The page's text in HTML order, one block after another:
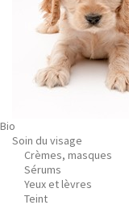
Bio
Soin du visage
Crèmes, masques
Sérums
Yeux et lèvres
Teint